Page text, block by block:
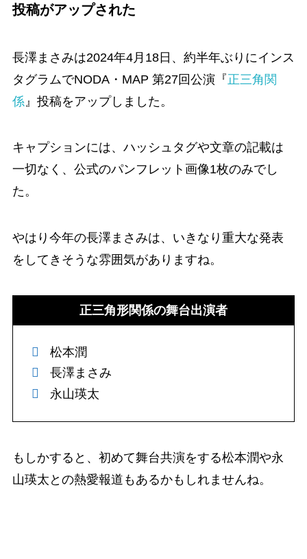
投稿がアップされた
長澤まさみは2024年4月18日、約半年ぶりにインス
タグラムでNODA・MAP 第27回公演『正三角関
係 』投稿をアップしました。
キャプションには、ハッシュタグや文章の記載は
一切なく、公式のパンフレット画像1枚のみでし
た。
やはり今年の長澤まさみは、いきなり重大な発表
をしてきそうな雰囲気がありますね。
正三角形関係の舞台出演者
松本潤
長澤まさみ
永山瑛太
もしかすると、初めて舞台共演をする松本潤や永
山瑛太との熱愛報道もあるかもしれませんね。